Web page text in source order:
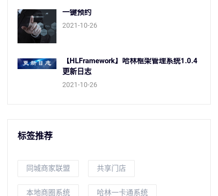
一键预约
2021-10-26
【HLFramework】哈林框架管理系统1.0.4
更新日志
2021-10-26
标签推荐
同城商家联盟 共享门店
本地商圈系统 哈林一卡通系统